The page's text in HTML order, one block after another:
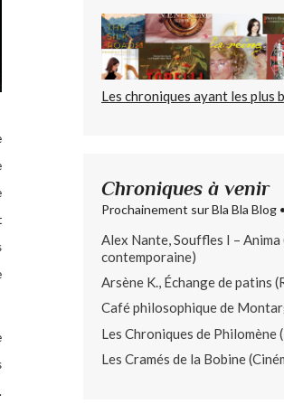
Les chroniques ayant les plus
Chroniques à venir
Prochainement sur Bla Bla Blog
Alex Nante, Souffles I –
contemporaine)
Arsène K., Échange de patins
Café philosophique de
Les Chroniques de Philomène
Les Cramés de la Bobine